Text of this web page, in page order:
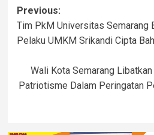
Previous:
Tim PkM Universitas Semarang
Pelaku UMKM Srikandi Cipta
Wali Kota Semarang
Patriotisme Dalam Peringatan